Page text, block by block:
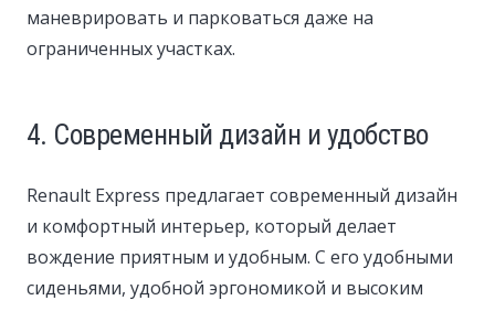
маневрировать и парковаться даже на
ограниченных участках.
4. Современный дизайн и удобство
Renault Express предлагает современный дизайн
и комфортный интерьер, который делает
вождение приятным и удобным. С его удобными
сиденьями, удобной эргономикой и высоким